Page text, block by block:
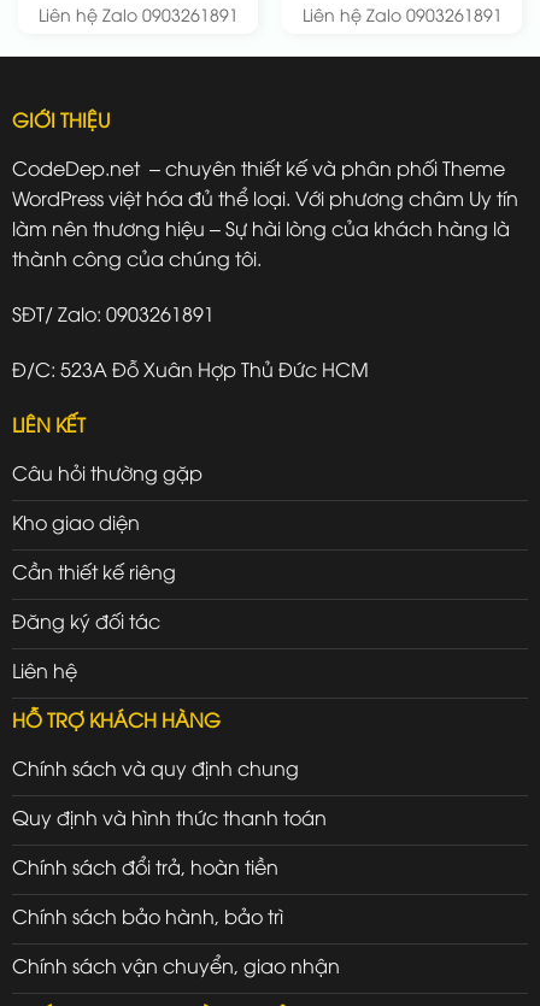
Liên hệ Zalo 0903261891
Liên hệ Zalo 0903261891
GIỚI THIỆU
CodeDep.net – chuyên thiết kế và phân phối Theme
WordPress việt hóa đủ thể loại. Với phương châm Uy tín
làm nên thương hiệu – Sự hài lòng của khách hàng là
thành công của chúng tôi.
SĐT/ Zalo: 0903261891
Đ/C: 523A Đỗ Xuân Hợp Thủ Đức HCM
LIÊN KẾT
Câu hỏi thường gặp
Kho giao diện
Cần thiết kế riêng
Đăng ký đối tác
Liên hệ
HỖ TRỢ KHÁCH HÀNG
Chính sách và quy định chung
Quy định và hình thức thanh toán
Chính sách đổi trả, hoàn tiền
Chính sách bảo hành, bảo trì
Chính sách vận chuyển, giao nhận